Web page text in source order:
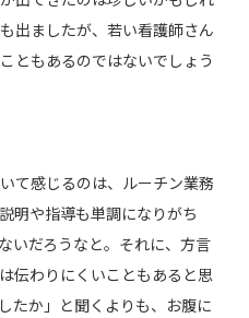
出ましたが、若い看護師さん
ともあるのではないでしょう
て感じるのは、ルーチン業務
明や指導も単調になりがち
いだろうなと。それに、方言
伝わりにくいこともあると思
たか」と聞くよりも、お腹に